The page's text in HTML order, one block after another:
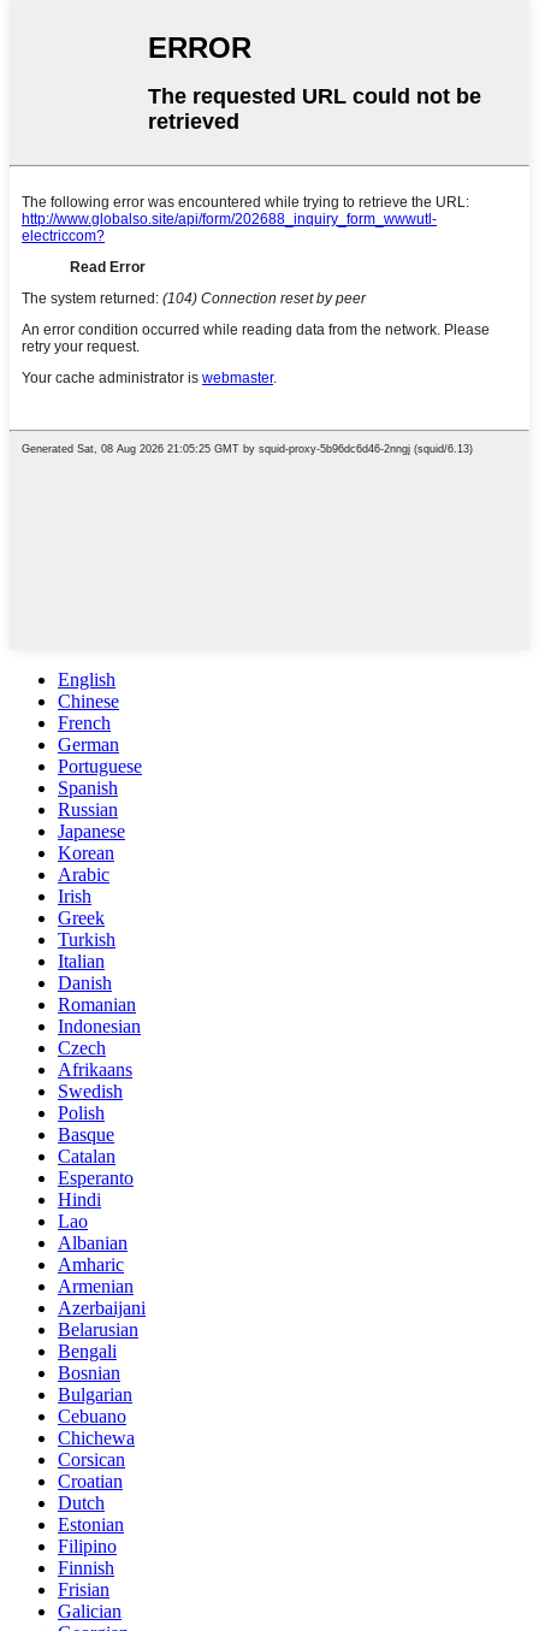
English
Chinese
French
German
Portuguese
Spanish
Russian
Japanese
Korean
Arabic
Irish
Greek
Turkish
Italian
Danish
Romanian
Indonesian
Czech
Afrikaans
Swedish
Polish
Basque
Catalan
Esperanto
Hindi
Lao
Albanian
Amharic
Armenian
Azerbaijani
Belarusian
Bengali
Bosnian
Bulgarian
Cebuano
Chichewa
Corsican
Croatian
Dutch
Estonian
Filipino
Finnish
Frisian
Galician